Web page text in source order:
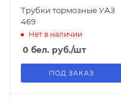
Трубки тормозные УАЗ
469
Нет в наличии
0 бел. руб./шт
ПОД ЗАКАЗ